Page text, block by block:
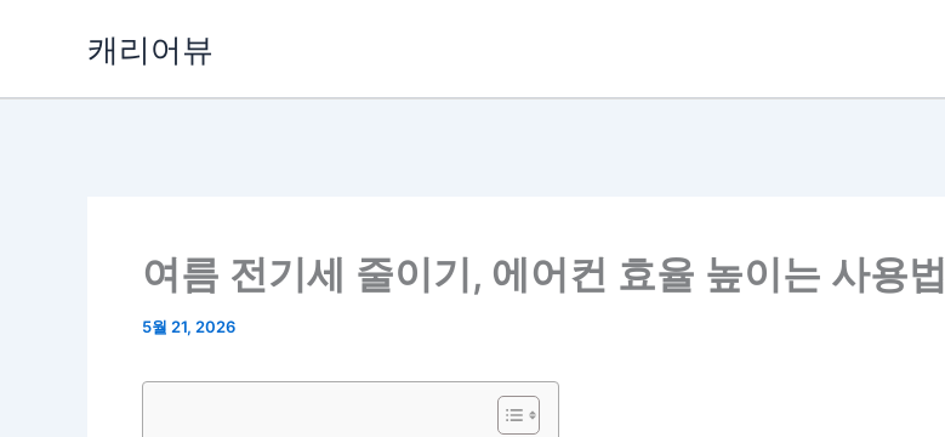
캐리어뷰
여름 전기세 줄이기, 에어컨 효율 높이는 사용법
5월 21, 2026